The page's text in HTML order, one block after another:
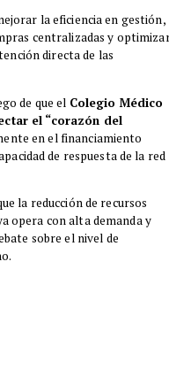
la eficiencia en gestión,
centralizadas y
directa de las
de que el Colegio Médico
el “corazón del
en el financiamiento
de respuesta de la red
la reducción de recursos
opera con alta demanda y
sobre el nivel de